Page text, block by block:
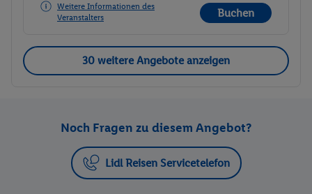
Weitere Informationen des
Veranstalters
Buchen
30 weitere Angebote anzeigen
Noch Fragen zu diesem Angebot?
Lidl Reisen Servicetelefon